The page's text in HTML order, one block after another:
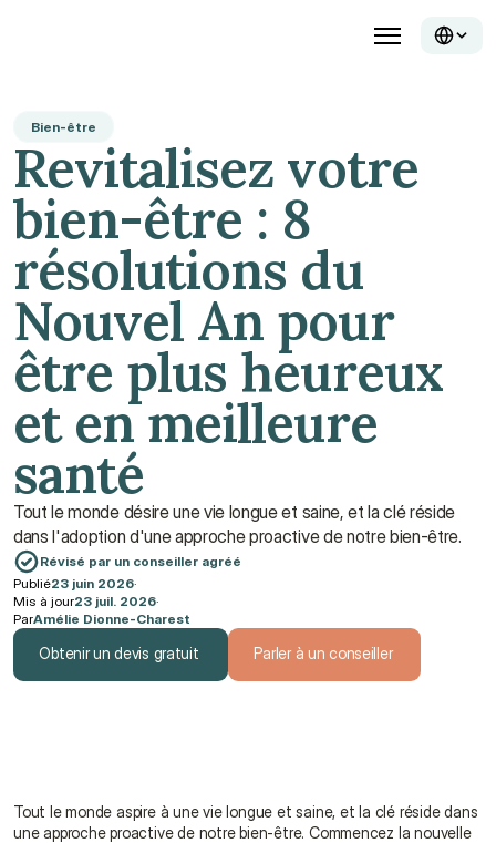
Bien-être
Revitalisez votre
bien-être : 8
résolutions du
Nouvel An pour
être plus heureux
et en meilleure
santé
Tout le monde désire une vie longue et saine, et la clé réside
dans l'adoption d'une approche proactive de notre bien-être.
Révisé par un conseiller agréé
Publié23 juin 2026·
Mis à jour23 juil. 2026·
ParAmélie Dionne-Charest
Obtenir un devis gratuit Parler à un conseiller
Tout le monde aspire à une vie longue et saine, et la clé réside dans
une approche proactive de notre bien-être. Commencez la nouvelle